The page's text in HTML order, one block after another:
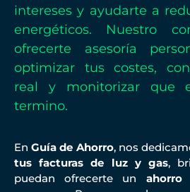
intereses y ayudarte a
energéticos. Nuestro
ofrecerte asesoría
optimizar tus costes,
real y monitorizar que
termino.
EnGuía de Ahorro, nos
tus facturas de luz y gas,
puedan ofrecerte un ahorro